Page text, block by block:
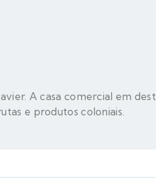
A casa comercial em
e produtos coloniais.